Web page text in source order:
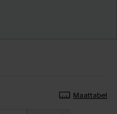
Maattabel